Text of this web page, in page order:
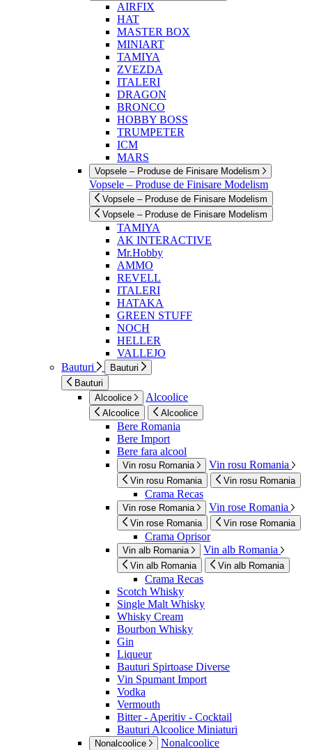
AIRFIX
HAT
MASTER BOX
MINIART
TAMIYA
ZVEZDA
ITALERI
DRAGON
BRONCO
HOBBY BOSS
TRUMPETER
ICM
MARS
Vopsele – Produse de Finisare Modelism
Vopsele – Produse de Finisare Modelism
Vopsele – Produse de Finisare Modelism
Vopsele – Produse de Finisare Modelism
TAMIYA
AK INTERACTIVE
Mr.Hobby
AMMO
REVELL
ITALERI
HATAKA
GREEN STUFF
NOCH
HELLER
VALLEJO
Bauturi
Bauturi
Bauturi
Alcoolice
Alcoolice
Alcoolice Alcoolice
Bere Romania
Bere Import
Bere fara alcool
Vin rosu Romania Vin rosu Romania
Vin rosu Romania Vin rosu Romania
Crama Recas
Vin rose Romania Vin rose Romania
Vin rose Romania Vin rose Romania
Crama Oprisor
Vin alb Romania Vin alb Romania
Vin alb Romania Vin alb Romania
Crama Recas
Scotch Whisky
Single Malt Whisky
Whisky Cream
Bourbon Whisky
Gin
Liqueur
Bauturi Spirtoase Diverse
Vin Spumant Import
Vodka
Vermouth
Bitter - Aperitiv - Cocktail
Bauturi Alcoolice Miniaturi
Nonalcoolice Nonalcoolice